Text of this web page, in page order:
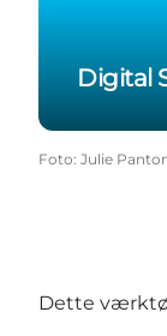
Digital
Foto: Julie
Dette